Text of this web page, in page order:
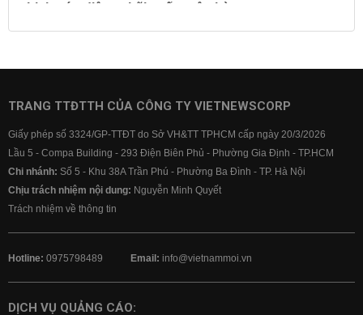
Lịch cúp điện
Lãi suất ngân hàng
Lãi suất tiết kiệm
Lãi suất tiền gửi
Lãi suất ngân hàng BIDV
Lãi suất ngân hàng Vietcombank
TRANG TTĐTTH CỦA CÔNG TY VIETNEWSCORP
Giấy phép số 3324/GP-TTĐT do Sở VH&TT TPHCM cấp ngày 20/3/2026
Lầu 5 - Compa Building - 293 Điện Biên Phủ - Phường Gia Định - TP.HCM
Chi nhánh: Số 5 - Khu 38A Trần Phú - Phường Ba Đình - TP. Hà Nội
Chịu trách nhiệm nội dung: Nguyễn Minh Quyết
Trách nhiệm về thông tin
Hotline: 0975798489 Email: info@vietnammoi.vn
DỊCH VỤ QUẢNG CÁO: